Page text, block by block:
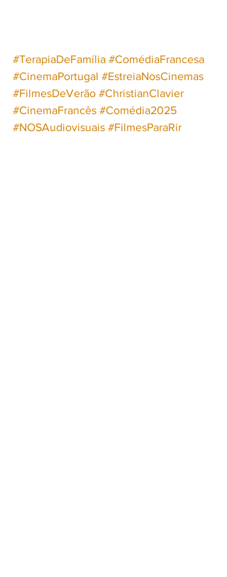
#TerapiaDeFamília #ComédiaFrancesa
#CinemaPortugal #EstreiaNosCinemas
#FilmesDeVerão #ChristianClavier
#CinemaFrancês #Comédia2025
#NOSAudiovisuais #FilmesParaRir